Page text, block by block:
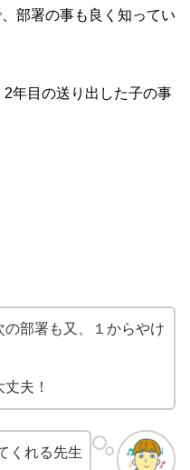
部署の事も良く知ってい
年目の送り出した子の事
の部署も又、１からやけ
夫！
くれる先生